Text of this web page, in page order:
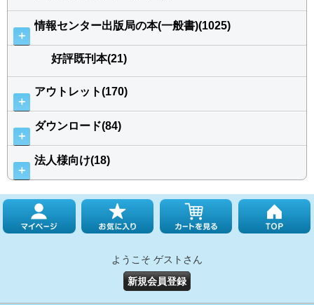
＋
情報センター出版局の本(一般書)(1025)
好評既刊本(21)
＋
アウトレット(170)
＋
ダウンロード(84)
＋
法人様向け(18)
ようこそ ゲストさん
新規会員登録